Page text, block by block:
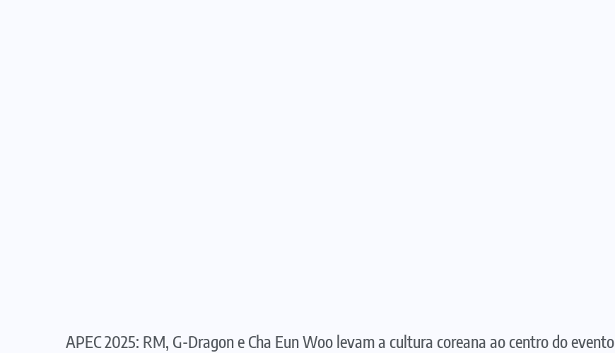
APEC 2025: RM, G-Dragon e Cha Eun Woo levam a cultura coreana ao centro do evento